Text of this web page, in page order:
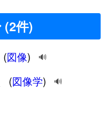
(2件)
(図像) 🔊
(図像学) 🔊